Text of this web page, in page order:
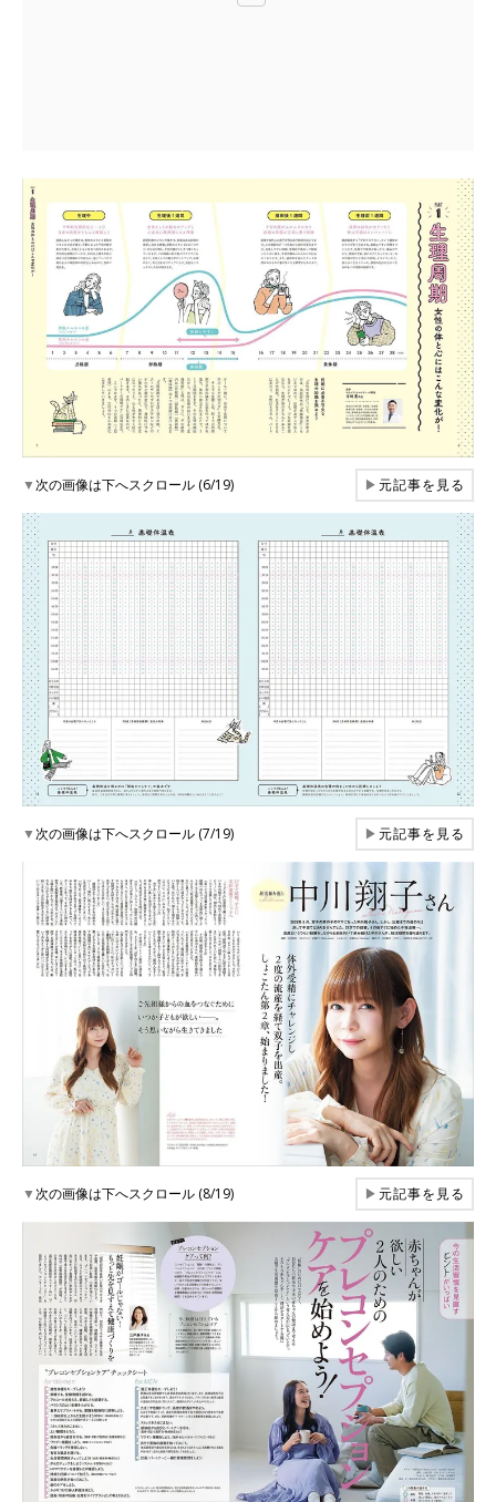
▼次の画像は下へスクロール (6/19) ▶元記事を見る
▼次の画像は下へスクロール (7/19) ▶元記事を見る
▼次の画像は下へスクロール (8/19) ▶元記事を見る